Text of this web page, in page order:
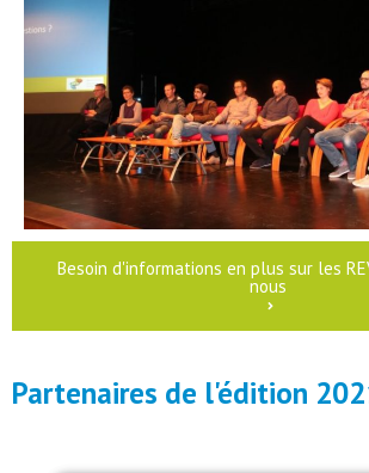
Besoin d'informations en plus sur les
nous
Partenaires de l'édition